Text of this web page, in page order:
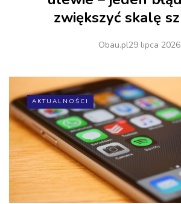
zwiększyć skalę
Obau.pl29 lipca 2026
AKTUALNOŚCI